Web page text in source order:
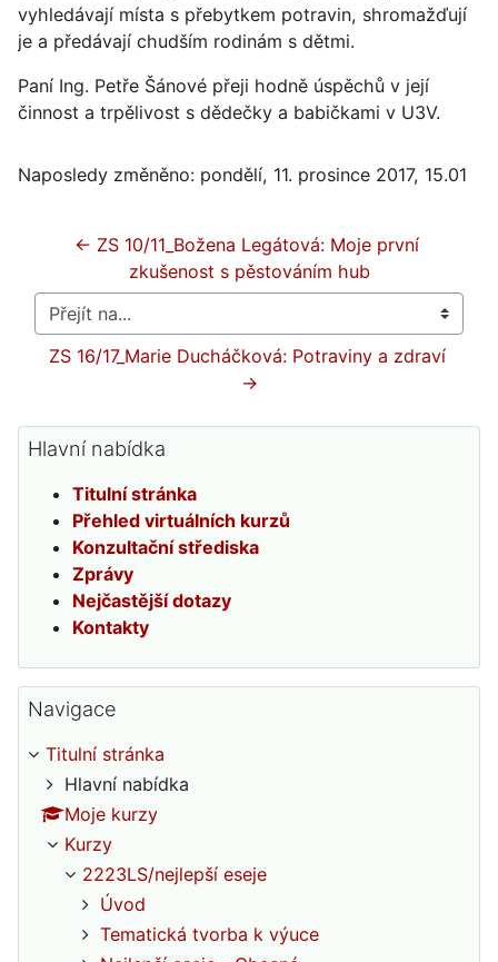
vyhledávají místa s přebytkem potravin, shromažďují
je a předávají chudším rodinám s dětmi.
Paní Ing. Petře Šánové přeji hodně úspěchů v její
činnost a trpělivost s dědečky a babičkami v U3V.
Naposledy změněno: pondělí, 11. prosince 2017, 15.01
← ZS 10/11_Božena Legátová: Moje první
zkušenost s pěstováním hub
Přejít na...
ZS 16/17_Marie Ducháčková: Potraviny a zdraví
→
Přeskočit: Hlavní nabídka
Hlavní nabídka
Titulní stránka
Přehled virtuálních kurzů
Konzultační střediska
Zprávy
Nejčastější dotazy
Kontakty
Přeskočit: Navigace
Navigace
Titulní stránka
Hlavní nabídka
Moje kurzy
Kurzy
2223LS/nejlepší eseje
Úvod
Tematická tvorba k výuce